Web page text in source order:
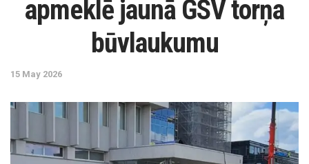
apmeklē jaunā GSV torņa
būvlaukumu
15 May 2026